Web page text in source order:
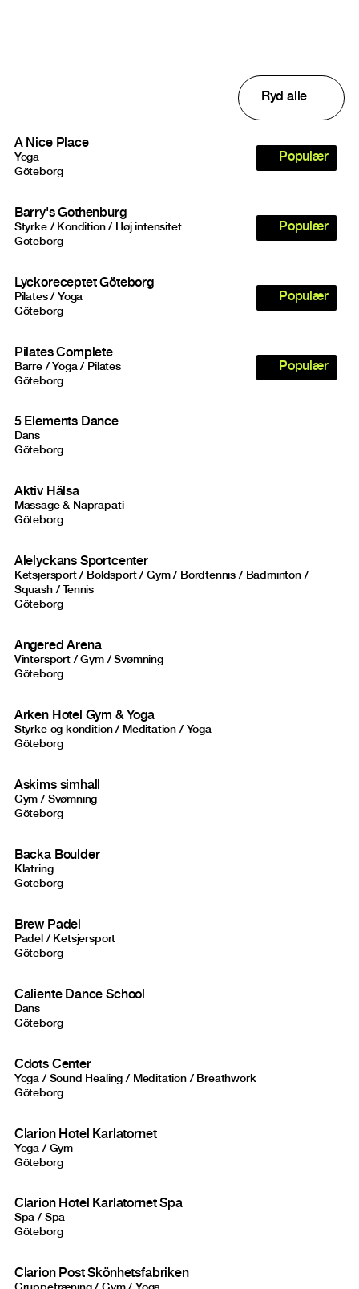
Ryd alle
Populær
A Nice Place
Yoga
Göteborg
Populær
Barry's Gothenburg
Styrke / Kondition / Høj intensitet
Göteborg
Populær
Lyckoreceptet Göteborg
Pilates / Yoga
Göteborg
Populær
Pilates Complete
Barre / Yoga / Pilates
Göteborg
5 Elements Dance
Dans
Göteborg
Aktiv Hälsa
Massage & Naprapati
Göteborg
Alelyckans Sportcenter
Ketsjersport / Boldsport / Gym / Bordtennis / Badminton /
Squash / Tennis
Göteborg
Angered Arena
Vintersport / Gym / Svømning
Göteborg
Arken Hotel Gym & Yoga
Styrke og kondition / Meditation / Yoga
Göteborg
Askims simhall
Gym / Svømning
Göteborg
Backa Boulder
Klatring
Göteborg
Brew Padel
Padel / Ketsjersport
Göteborg
Caliente Dance School
Dans
Göteborg
Cdots Center
Yoga / Sound Healing / Meditation / Breathwork
Göteborg
Clarion Hotel Karlatornet
Yoga / Gym
Göteborg
Clarion Hotel Karlatornet Spa
Spa / Spa
Göteborg
Clarion Post Skönhetsfabriken